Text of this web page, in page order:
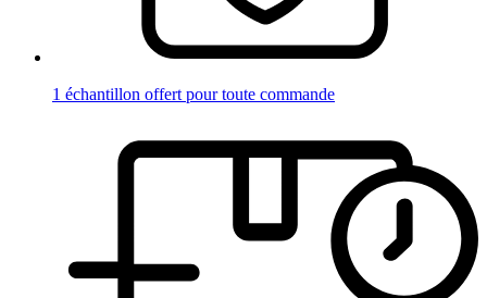
1 échantillon offert pour toute commande